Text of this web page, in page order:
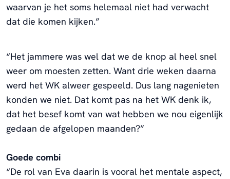
waarvan je het soms helemaal niet had verwacht
dat die komen kijken.”
“Het jammere was wel dat we de knop al heel snel
weer om moesten zetten. Want drie weken daarna
werd het WK alweer gespeeld. Dus lang nagenieten
konden we niet. Dat komt pas na het WK denk ik,
dat het besef komt van wat hebben we nou eigenlijk
gedaan de afgelopen maanden?”
Goede combi
“De rol van Eva daarin is vooral het mentale aspect,